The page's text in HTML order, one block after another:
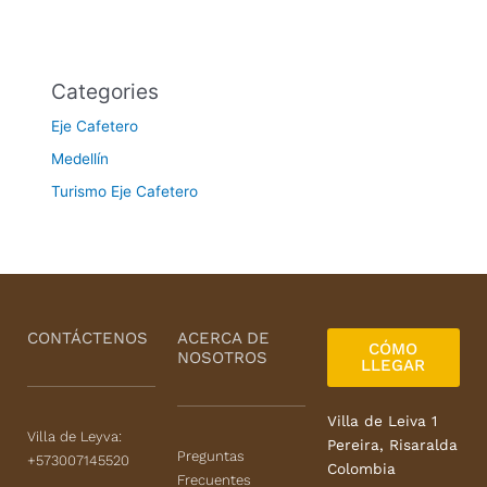
Categories
Eje Cafetero
Medellín
Turismo Eje Cafetero
CONTÁCTENOS
Villa de Leyva:
+573007145520
ACERCA DE
NOSOTROS
Preguntas
Frecuentes
CÓMO
LLEGAR
Villa de Leiva 1
Pereira, Risaralda
Colombia